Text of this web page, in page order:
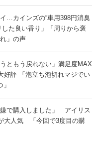
…カインズの“車用398円消臭
た良い香り」「周りから褒
」の声
ともう戻れない」満足度MAX
好評 「泡立ち泡切れマジでい
嫌で購入しました」 アイリス
大人気 「今回で3度目の購